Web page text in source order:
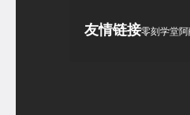
友情链接零刻学堂阿